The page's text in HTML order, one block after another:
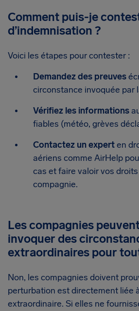
Comment puis-je
d’indemnisation ?
Voici les étapes pour contester :
Demandez des preuves
circonstance invoquée par
Vérifiez les informations
fiables (météo, grèves
Contactez un experten
aériens comme AirHelp
cas et faire valoir vos
compagnie.
Les compagnies
invoquer des
extraordinaires pour
Non, les compagnies doivent
perturbation est directement liée
extraordinaire. Si elles ne